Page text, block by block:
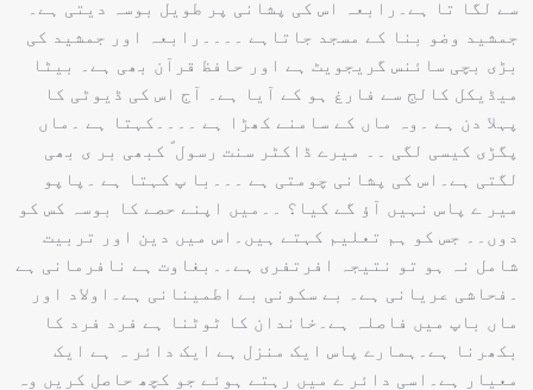
سے لگا تا ہے۔رابعہ اس کی پشانی پر طویل بوسہ دیتی ہے۔
جمشید وضو بنا کے مسجد جاتاہے ۔۔۔۔رابعہ اور جمشید کی
بڑی بچی سائنس گریجویٹ ہے اور حافظ قرآن بھی ہے۔ بیٹا
میڈیکل کالج سے فارغ ہو کے آیا ہے۔ آج اس کی ڈیوٹی کا
پہلا دن ہے ۔وہ ماں کے سامنے کھڑا ہے ۔۔۔۔کہتا ہے ۔ماں
پگڑی کیسی لگی ۔۔ میرے ڈاکٹر سنت رسول ؐ کبھی بر ی بھی
لگتی ہے۔اس کی پشانی چومتی ہے ۔۔۔با پ کہتا ہے ۔پاپو
میر ے پاس نہیں آؤ گے کیا؟ ۔۔میں اپنے حصے کا بوسہ کس کو
دوں۔۔ جس کو ہم تعلیم کہتے ہیں۔اس میں دین اور تربیت
شامل نہ ہو تو نتیجہ افرتفری ہے۔۔بغاوت ہے نافرمانی ہے
۔فحاشی عریانی ہے۔ بے سکونی بے اطمینانی ہے۔اولاد اور
ماں باپ میں فاصلہ ہے۔خاندان کا ٹوٹنا ہے فرد فرد کا
بکھرنا ہے۔ہمارے پاس ایک منزل ہے ایک دائر ہ ہے ایک
معیار ہے۔اسی دائر ے میں رہتے ہوئے جو کچھ حاصل کریں وہ